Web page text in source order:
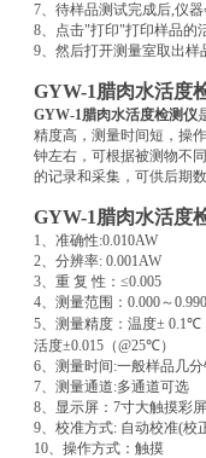
7、待样品测试完成后,仪
8、点击"打印"打印样品的
9、然后打开测量室取出
GYW-1 腊肉水活度
GYW-1腊肉水活度检测仪
精度高，测量时间短，操
钟左右，可根据被测物不
的记录和采集，可供后期
GYW-1 腊肉水活度
1、准确性:0.010AW
2、分辨率: 0.001AW
3、重 复 性： ≤0.005
4、测量范围： 0.000～
5、测量精度：温度± 0.1℃
活度±0.015 （@25℃）
6、测量时间 :一般样品几
7、测量通道:多通道可选
8、显示屏： 7寸大触摸彩屏
9、校准方式: 自动校准(校
10、操作方式：触摸